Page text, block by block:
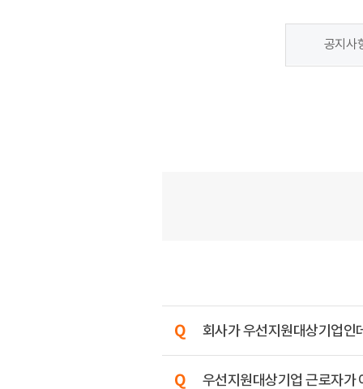
공지사
회사가 우선지원대상기업인
우선지원대상기업 근로자가